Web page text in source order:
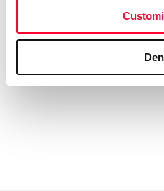
en los siglos XX y XXI:
Prokofiev, Gerhard, Tippett,